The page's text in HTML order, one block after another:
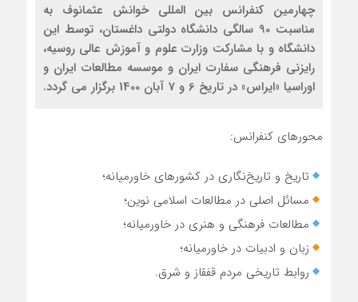
چهارمین کنفرانس بین المللی خوانش عثمانوف به
مناسبت 90 سالگی دانشگاه دولتی داغستان، توسط این
دانشگاه و با مشارکت وزارت علوم و آموزش عالی روسیه،
رایزنی فرهنگی سفارت ایران و موسسه مطالعات ایران و
اوراسیا «ایراس» در تاریخ 6 و 7 آبان 1400 برگزار می گردد.
محورهای کنفرانس:
تاریخ و تاریخ‌نگاری در کشورهای خاورمیانه؛
مسائل اصلی در مطالعات اسلامی نوین؛
مطالعات فرهنگی و هنری در خاورمیانه؛
زبان و ادبیات در خاورمیانه؛
روابط تاریخی مردم قفقاز و شرق.